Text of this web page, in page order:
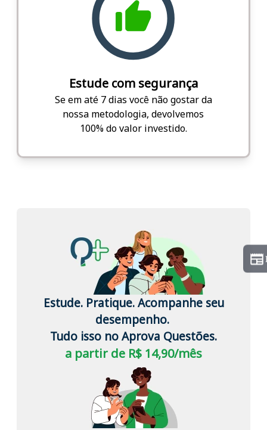
Estude com segurança
Se em até 7 dias você não gostar da
nossa metodologia, devolvemos
100% do valor investido.
Estude. Pratique. Acompanhe seu
desempenho.
Tudo isso no Aprova Questões.
a partir de R$ 14,90/mês